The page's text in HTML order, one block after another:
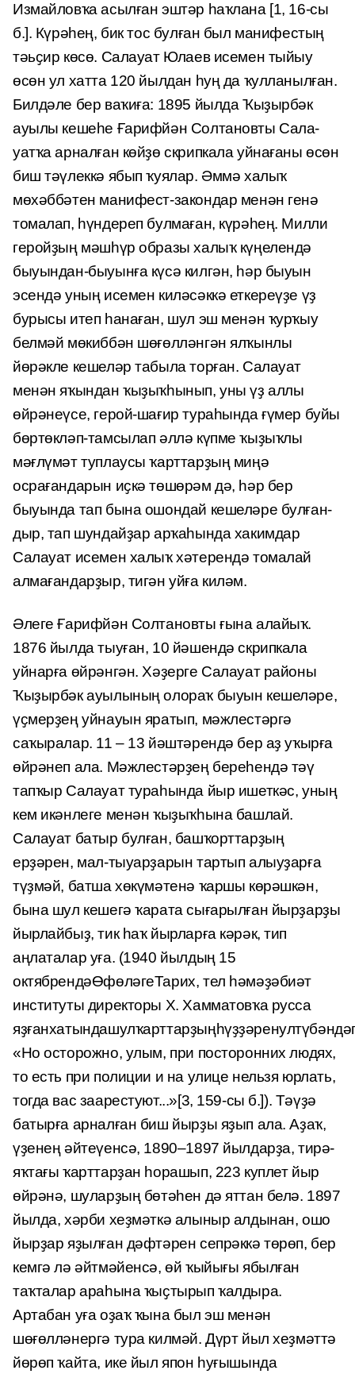
Измайловҡа асылған эштәр һаҡлана [1, 16-сы
б.]. Күрәһең, бик тос булған был манифестың
тәьҫир көсө. Салауат Юлаев исемен тыйыу
өсөн ул хатта 120 йылдан һуң да ҡулланылған.
Билдәле бер ваҡиға: 1895 йылда Ҡыҙырбәк
ауылы кешеһе Ғарифйән Солтановты Сала­
уатҡа арналған көйҙө скрипкала уйнағаны өсөн
биш тәүлеккә ябып ҡуялар. Әммә халыҡ
мөхәббәтен манифест-закондар менән генә
томалап, һүн­дереп булмаған, күрәһең. Милли
геройҙың мәшһүр образы халыҡ күңелендә
быуын­дан-быуынға күсә килгән, һәр быуын
эсендә уның исемен киләсәккә еткереүҙе үҙ
бурысы итеп һанаған, шул эш менән ҡурҡыу
белмәй мөкиббән шөғөл­ләнгән ялҡынлы
йөрәкле кешеләр табыла торған. Салауат
менән яҡындан ҡыҙыҡһынып, уны үҙ аллы
өйрәнеүсе, герой-шағир тураһында ғүмер буйы
бөртөкләп-тамсылап әллә күпме ҡыҙыҡлы
мәғлүмәт туплаусы ҡарттарҙың миңә
осрағанда­рын иҫкә төшөрәм дә, һәр бер
быуында тап бына ошондай кешеләре булған­
дыр, тап шундайҙар арҡаһында хакимдар
Салауат исемен халыҡ хәтерендә томалай
алмағандарҙыр, тигән уйға киләм.
Әлеге Ғарифйән Солтановты ғына алайыҡ.
1876 йылда тыуған, 10 йәшендә скрипкала
уйнарға өйрәнгән. Хәҙерге Салауат районы
Ҡыҙырбәк ауылының олораҡ быуын кешеләре,
үҫмерҙең уйнауын яратып, мәжлестәргә
саҡыралар. 11 – 13 йәштәрендә бер аҙ уҡырға
өйрәнеп ала. Мәжлестәрҙең береһендә тәү
тапҡыр Салауат тураһында йыр ишеткәс, уның
кем икәнлеге менән ҡыҙыҡһына башлай.
Салауат батыр булған, башҡорттарҙың
ерҙәрен, мал-тыуарҙарын тартып алыуҙарға
түҙмәй, батша хөкүмәтенә ҡаршы көрәшкән,
бына шул кешегә ҡарата сығарылған йырҙарҙы
йырлайбыҙ, тик һаҡ йырларға кәрәк, тип
аңлаталар уға. (1940 йылдың 15
октябрендәӨфөләгеТарих, тел һәмәҙәбиәт
институты директоры X. Хамматовҡа русса
«Но осторожно, улым, при посторонних людях,
то есть при полиции и на улице нельзя юрлать,
тогда вас заарестуют...»[3, 159-сы б.]). Тәүҙә
батырға арналған биш йырҙы яҙып ала. Аҙаҡ,
үҙенең әйтеүенсә, 1890–1897 йылдарҙа, тирә-
яҡтағы ҡарттарҙан һорашып, 223 куплет йыр
өйрәнә, шуларҙың бөтәһен дә яттан белә. 1897
йылда, хәрби хеҙмәткә алыныр алдынан, ошо
йырҙар яҙылған дәфтәрен сепрәккә төрөп, бер
кемгә лә әйтмәйенсә, өй ҡыйығы ябылған
таҡталар араһына ҡыҫтырып ҡалдыра.
Артабан уға оҙаҡ ҡына был эш менән
шөғөлләнергә тура килмәй. Дүрт йыл хеҙмәттә
йөрөп ҡайта, ике йыл япон һуғышында